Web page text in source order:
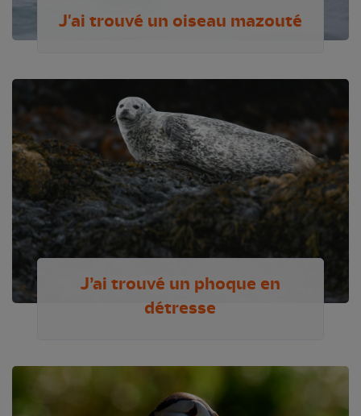
J'ai trouvé un oiseau mazouté
J’ai trouvé un phoque en
détresse